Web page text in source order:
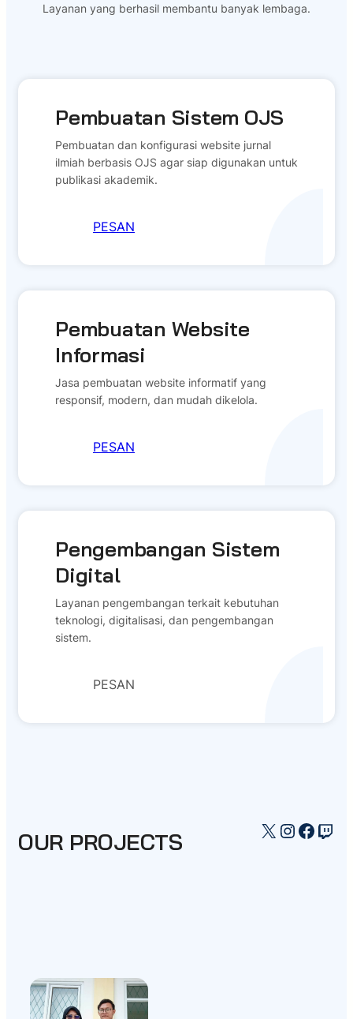
Layanan yang berhasil membantu banyak lembaga.
Pembuatan Sistem OJS
Pembuatan dan konfigurasi website jurnal
ilmiah berbasis OJS agar siap digunakan untuk
publikasi akademik.
PESAN
Pembuatan Website
Informasi
Jasa pembuatan website informatif yang
responsif, modern, dan mudah dikelola.
PESAN
Pengembangan Sistem
Digital
Layanan pengembangan terkait kebutuhan
teknologi, digitalisasi, dan pengembangan
sistem.
PESAN
OUR PROJECTS X